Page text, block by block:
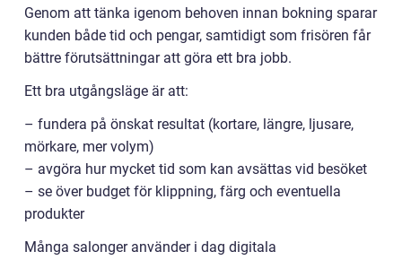
Genom att tänka igenom behoven innan bokning sparar
kunden både tid och pengar, samtidigt som frisören får
bättre förutsättningar att göra ett bra jobb.
Ett bra utgångsläge är att:
– fundera på önskat resultat (kortare, längre, ljusare,
mörkare, mer volym)
– avgöra hur mycket tid som kan avsättas vid besöket
– se över budget för klippning, färg och eventuella
produkter
Många salonger använder i dag digitala